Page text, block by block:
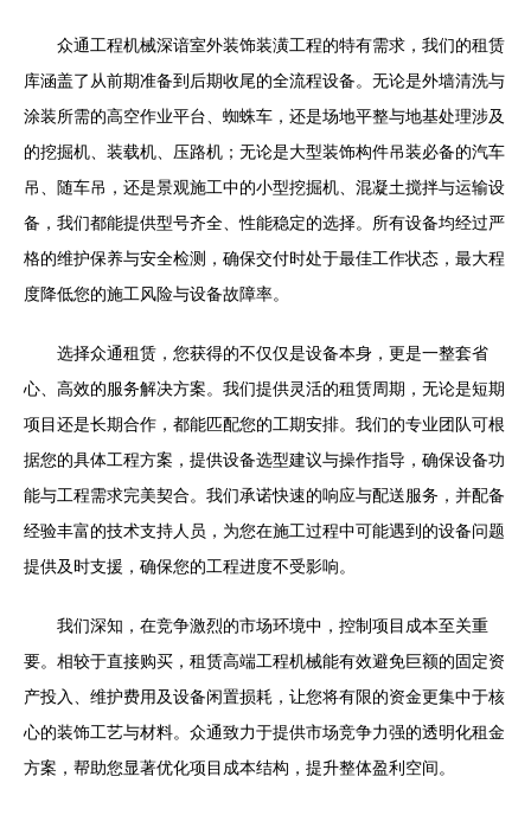
众通工程机械深谙室外装饰装潢工程的特有需求，我们的租赁
库涵盖了从前期准备到后期收尾的全流程设备。无论是外墙清洗与
涂装所需的高空作业平台、蜘蛛车，还是场地平整与地基处理涉及
的挖掘机、装载机、压路机；无论是大型装饰构件吊装必备的汽车
吊、随车吊，还是景观施工中的小型挖掘机、混凝土搅拌与运输设
备，我们都能提供型号齐全、性能稳定的选择。所有设备均经过严
格的维护保养与安全检测，确保交付时处于最佳工作状态，最大程
度降低您的施工风险与设备故障率。
选择众通租赁，您获得的不仅仅是设备本身，更是一整套省
心、高效的服务解决方案。我们提供灵活的租赁周期，无论是短期
项目还是长期合作，都能匹配您的工期安排。我们的专业团队可根
据您的具体工程方案，提供设备选型建议与操作指导，确保设备功
能与工程需求完美契合。我们承诺快速的响应与配送服务，并配备
经验丰富的技术支持人员，为您在施工过程中可能遇到的设备问题
提供及时支援，确保您的工程进度不受影响。
我们深知，在竞争激烈的市场环境中，控制项目成本至关重
要。相较于直接购买，租赁高端工程机械能有效避免巨额的固定资
产投入、维护费用及设备闲置损耗，让您将有限的资金更集中于核
心的装饰工艺与材料。众通致力于提供市场竞争力强的透明化租金
方案，帮助您显著优化项目成本结构，提升整体盈利空间。